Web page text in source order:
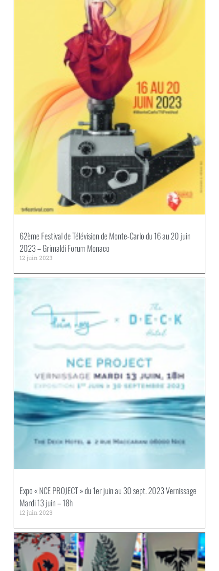
62ème Festival de Télévision de Monte-Carlo du 16 au 20 juin
2023 – Grimaldi Forum Monaco
12 juin 2023
Expo « NCE PROJECT » du 1er juin au 30 sept. 2023 Vernissage
Mardi 13 juin – 18h
12 juin 2023